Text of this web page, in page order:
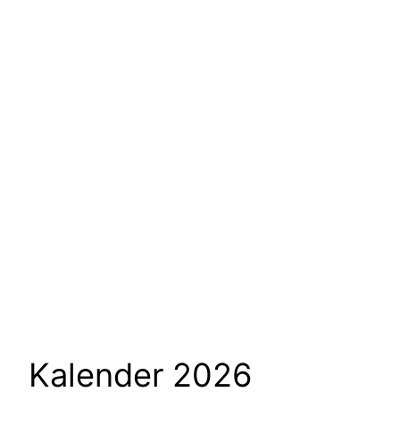
Kalender 2026